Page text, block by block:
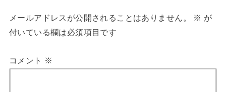
メールアドレスが公開されることはありません。 ※ が
付いている欄は必須項目です
コメント ※